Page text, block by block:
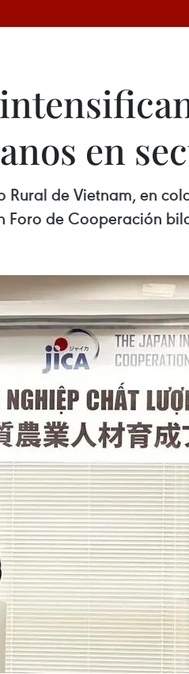
en
Rural de Vietnam, en
Foro de Cooperación